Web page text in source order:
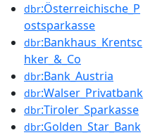
dbr:Österreichische_P
ostsparkasse
dbr:Bankhaus_Krentsc
hker_&_Co
dbr:Bank_Austria
dbr:Walser_Privatbank
dbr:Tiroler_Sparkasse
dbr:Golden_Star_Bank